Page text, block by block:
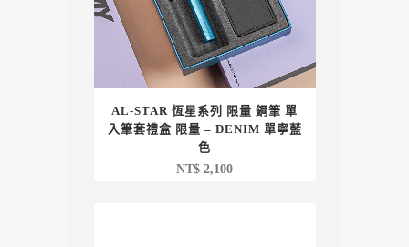
AL-STAR 恆星系列 限量 鋼筆 單
入筆套禮盒 限量 – DENIM 單寧藍
色
NT$ 2,100